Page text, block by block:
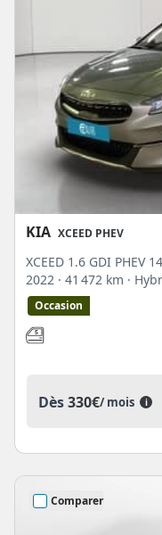
KIA XCEED PHEV
XCEED 1.6 GDI PHEV
2022 · 41 472 km ·
Occasion
Dès330€/ mois i
Comparer